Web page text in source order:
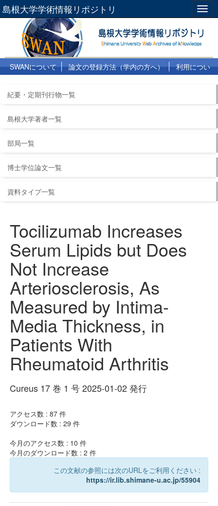
島根大学学術情報リポジトリ
SWANについて 論文の登録方法（学内の方へ）
利用につい
紀要・定期刊行物一覧
島根大学著者一覧
部局一覧
博士学位論文一覧
資料タイプ一覧
Tocilizumab Increases
Serum Lipids but Does
Not Increase
Arteriosclerosis, As
Measured by Intima-
Media Thickness, in
Patients With
Rheumatoid Arthritis
Cureus 17 巻 1 号 2025-01-02 発行
アクセス数 : 87 件
ダウンロード数 : 29 件
今月のアクセス数 : 10 件
今月のダウンロード数 : 2 件
この文献の参照には次のURLをご利用ください :
https://ir.lib.shimane-u.ac.jp/55904